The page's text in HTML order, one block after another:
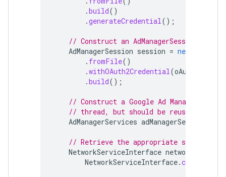
.build()
.generateCredential();
// Construct an AdManagerSession.
AdManagerSession session = new
. fromFile()
.withOAuth2Credential(
.build();
// Construct a Google Ad Manager
// thread, but should be reused as
AdManagerServices adManagerServices
// Retrieve the appropriate service
NetworkServiceInterface networkService
NetworkServiceInterface.class